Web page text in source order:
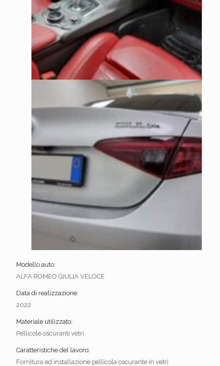
Modello auto:
ALFA ROMEO GIULIA VELOCE
Data di realizzazione:
2022
Materiale utilizzato:
Pellicole oscuranti vetri
Caratteristiche del lavoro:
Fornitura ed installazione pellicola oscurante in vetri